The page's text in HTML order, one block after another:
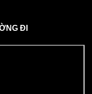
ĐI